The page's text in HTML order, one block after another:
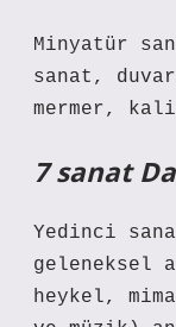
Minyatür
sanat,
mermer,
7 sanat
Yedinci
geleneksel
heykel,